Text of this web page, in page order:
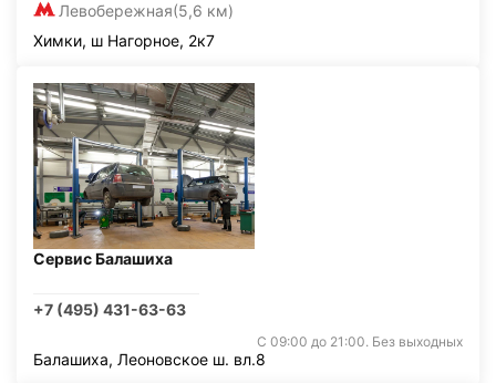
Левобережная(5,6 км)
Химки, ш Нагорное, 2к7
Сервис Балашиха
+7 (495) 431-63-63
С 09:00 до 21:00. Без выходных
Балашиха, Леоновское ш. вл.8